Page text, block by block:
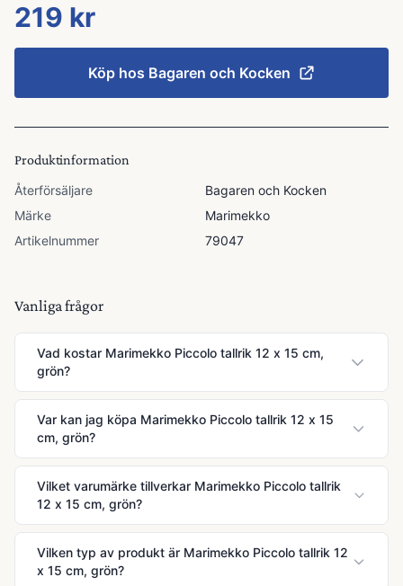
219 kr
Köp hos Bagaren och Kocken
Produktinformation
Återförsäljare
Bagaren och Kocken
Märke
Marimekko
Artikelnummer
79047
Vanliga frågor
Vad kostar Marimekko Piccolo tallrik 12 x 15 cm,
grön?
Var kan jag köpa Marimekko Piccolo tallrik 12 x 15
cm, grön?
Vilket varumärke tillverkar Marimekko Piccolo tallrik
12 x 15 cm, grön?
Vilken typ av produkt är Marimekko Piccolo tallrik 12
x 15 cm, grön?